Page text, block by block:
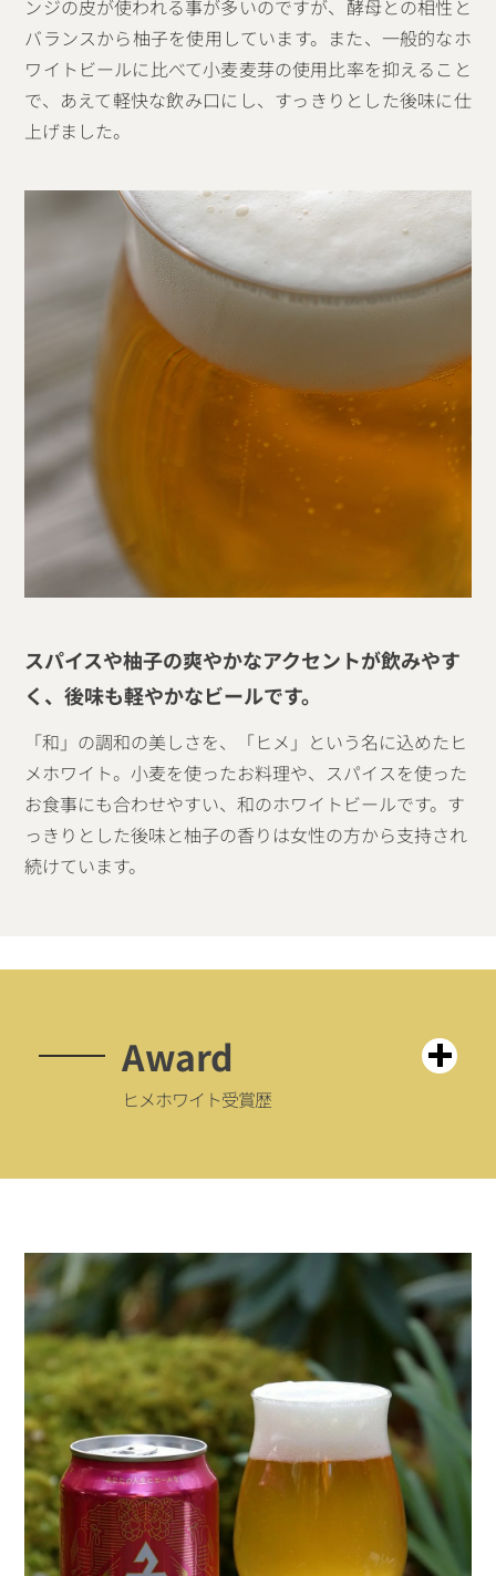
ンジの皮が使われる事が多いのですが、酵母との相性と
バランスから柚子を使用しています。また、一般的なホ
ワイトビールに比べて小麦麦芽の使用比率を抑えること
で、あえて軽快な飲み口にし、すっきりとした後味に仕
上げました。
スパイスや柚子の爽やかなアクセントが飲みやす
く、後味も軽やかなビールです。
「和」の調和の美しさを、「ヒメ」という名に込めたヒ
メホワイト。小麦を使ったお料理や、スパイスを使った
お食事にも合わせやすい、和のホワイトビールです。す
っきりとした後味と柚子の香りは女性の方から支持され
続けています。
Award
ヒメホワイト受賞歴